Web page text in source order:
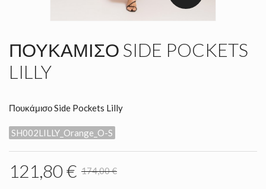
ΠΟΥΚΆΜΙΣΟ SIDE POCKETS
LILLY
Πουκάμισο Side Pockets Lilly
SH002LILLY_Orange_O-S
121,80 € 174,00 €